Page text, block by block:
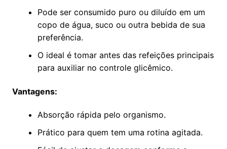
Pode ser consumido puro ou diluído em um
copo de água, suco ou outra bebida de sua
preferência.
O ideal é tomar antes das refeições principais
para auxiliar no controle glicêmico.
Vantagens:
Absorção rápida pelo organismo.
Prático para quem tem uma rotina agitada.